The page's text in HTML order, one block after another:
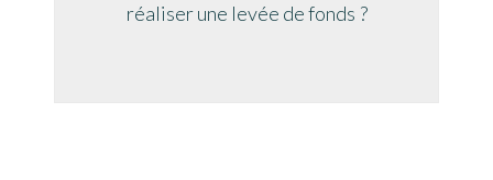
réaliser une levée de fonds ?